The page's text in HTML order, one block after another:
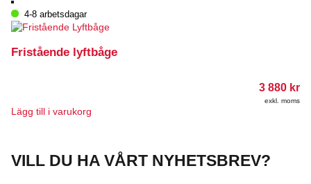
produkten
har
varianter.
väljas
4-8 arbetsdagar
Fristående lyftbåge
3 880 kr
exkl. moms
Lägg till i varukorg
VILL DU HA VÅRT NYHETSBREV?